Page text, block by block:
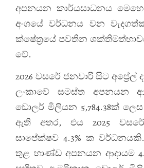
අපනයන කාර්යසාධනය
අංශයේ වර්ධනය වන
ක්ෂේත්‍රයේ පවතින
වේ.
2026 වසරේ ජනවාරි සිට අප්‍රේල්
ලංකාවේ සමස්ත අපනයන
ඩොලර් මිලියන 5,784.38ක්
ඇති අතර, එය 2025
සාපේක්ෂව 4.3% ක
තුළ භාණ්ඩ අපනයන ආදායම